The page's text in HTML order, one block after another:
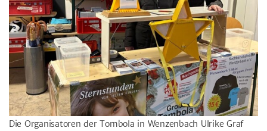
Die Organisatoren der Tombola in Wenzenbach Ulrike Graf